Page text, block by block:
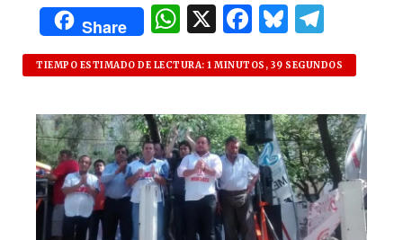
Share
W
h
at
s
A
p
p
X F
a
c
e
b
o
o
k
B
lu
es
k
y
el
e
g
ra
m
TIEMPO ESTIMADO DE LECTURA: 1 MINUTOS, 39 SEGUNDOS